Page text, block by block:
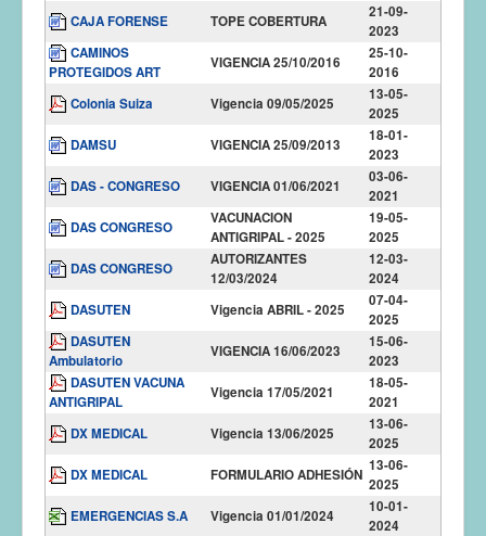
CAJA FORENSE
TOPE COBERTURA
21-09-
2023
CAMINOS
PROTEGIDOS ART
VIGENCIA 25/10/2016
25-10-
2016
Colonia Suiza
Vigencia 09/05/2025
13-05-
2025
DAMSU
VIGENCIA 25/09/2013
18-01-
2023
DAS - CONGRESO
VIGENCIA 01/06/2021
03-06-
2021
DAS CONGRESO
VACUNACION
ANTIGRIPAL - 2025
19-05-
2025
DAS CONGRESO
AUTORIZANTES
12/03/2024
12-03-
2024
DASUTEN
Vigencia ABRIL - 2025
07-04-
2025
DASUTEN
Ambulatorio
VIGENCIA 16/06/2023
15-06-
2023
DASUTEN VACUNA
ANTIGRIPAL
Vigencia 17/05/2021
18-05-
2021
DX MEDICAL
Vigencia 13/06/2025
13-06-
2025
DX MEDICAL
FORMULARIO ADHESIÓN
13-06-
2025
EMERGENCIAS S.A
Vigencia 01/01/2024
10-01-
2024